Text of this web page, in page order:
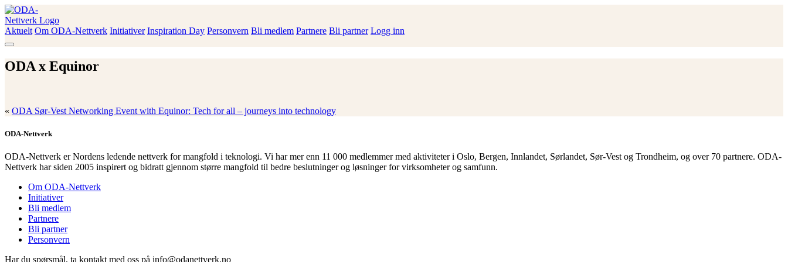
Skip
to
content
Aktuelt Om ODA-Nettverk Initiativer Inspiration Day Personvern Bli medlem Partnere Bli partner Logg inn
ODA x Equinor
« ODA Sør-Vest Networking Event with Equinor: Tech for all – journeys into technology
ODA-Nettverk
ODA-Nettverk er Nordens ledende nettverk for mangfold i teknologi. Vi har mer enn 11 000 medlemmer med aktiviteter i Oslo, Bergen, Innlandet, Sørlandet, Sør-Vest og Trondheim, og over 70 partnere. ODA-
Nettverk har siden 2005 inspirert og bidratt gjennom større mangfold til bedre beslutninger og løsninger for virksomheter og samfunn.
Om ODA-Nettverk
Initiativer
Bli medlem
Partnere
Bli partner
Personvern
Har du spørsmål, ta kontakt med oss på info@odanettverk.no